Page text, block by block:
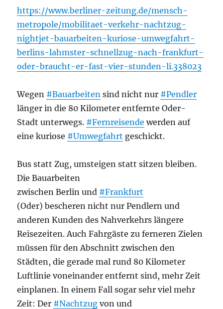
https://www.berliner-zeitung.de/mensch-
metropole/mobilitaet-verkehr-nachtzug-
nightjet-bauarbeiten-kuriose-umwegfahrt-
berlins-lahmster-schnellzug-nach-frankfurt-
oder-braucht-er-fast-vier-stunden-li.338023
Wegen #Bauarbeiten sind nicht nur #Pendler
länger in die 80 Kilometer entfernte Oder-
Stadt unterwegs. #Fernreisende werden auf
eine kuriose #Umwegfahrt geschickt.
Bus statt Zug, umsteigen statt sitzen bleiben.
Die Bauarbeiten
zwischen Berlin und #Frankfurt
(Oder) bescheren nicht nur Pendlern und
anderen Kunden des Nahverkehrs längere
Reisezeiten. Auch Fahrgäste zu ferneren Zielen
müssen für den Abschnitt zwischen den
Städten, die gerade mal rund 80 Kilometer
Luftlinie voneinander entfernt sind, mehr Zeit
einplanen. In einem Fall sogar sehr viel mehr
Zeit: Der #Nachtzug von und